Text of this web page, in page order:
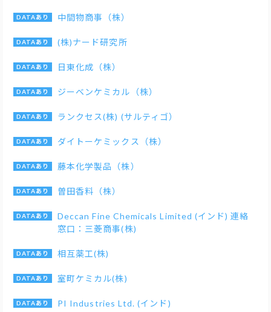
中間物商事（株）
(株)ナード研究所
日東化成（株）
ジーベンケミカル（株）
ランクセス(株) (サルティゴ）
ダイトーケミックス（株）
藤本化学製品（株）
曽田香料（株）
Deccan Fine Chemicals Limited (インド) 連絡
窓口：三菱商事(株)
相互薬工(株)
室町ケミカル(株)
PI Industries Ltd. (インド)